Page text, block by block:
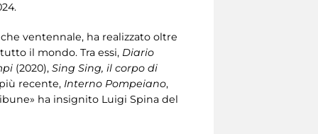
ventennale, ha realizzato oltre
il mondo. Tra essi, Diario
(2020), Sing Sing, il corpo di
recente, Interno Pompeiano,
ha insignito Luigi Spina del